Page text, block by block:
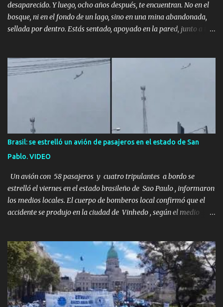
desaparecido. Y luego, ocho años después, te encuentran. No en el
bosque, ni en el fondo de un lago, sino en una mina abandonada,
sellada por dentro. Estás sentado, apoyado en la pared, junto a tu
una historia de monstruos de película. Esta es la historia real de
Sarah y Andrew. Es la historia de cómo un viaje de tres días al
desierto se convirtió en un misterio de ocho años, cuya respuesta
resultó ser más aterradora de lo que nadie podría haber
una pareja normal de Colorado. Ella tenía 26 años. Él, 28. No eran
aficionados a los deportes extremos ni expertos en supervivencia.
Eran simplemente dos personas que se amaban y querían pasar
un fin de semana lejos de la ciudad. Su plan era de lo más sencillo.
Tomar su viejo pero confiable auto, con...
Brasil: se estrelló un avión de pasajeros en el estado de San
Pablo. VIDEO
Un avión con 58 pasajeros y cuatro tripulantes a bordo se
estrelló el viernes en el estado brasileño de Sao Paulo , informaron
los medios locales. El cuerpo de bomberos local confirmó que el
accidente se produjo en la ciudad de Vinhedo , según el medio
una gran zona en llamas y humo saliendo de un aparente fuselaje
del avión. Otras imágenes de GloboNews mostraban un avión que
descendía verticalmente en espiral mientras que un usuario
compartió las llamas y la densa humareda negra que salían de la
nave, que se había estrellado a metros de su casa, entre los